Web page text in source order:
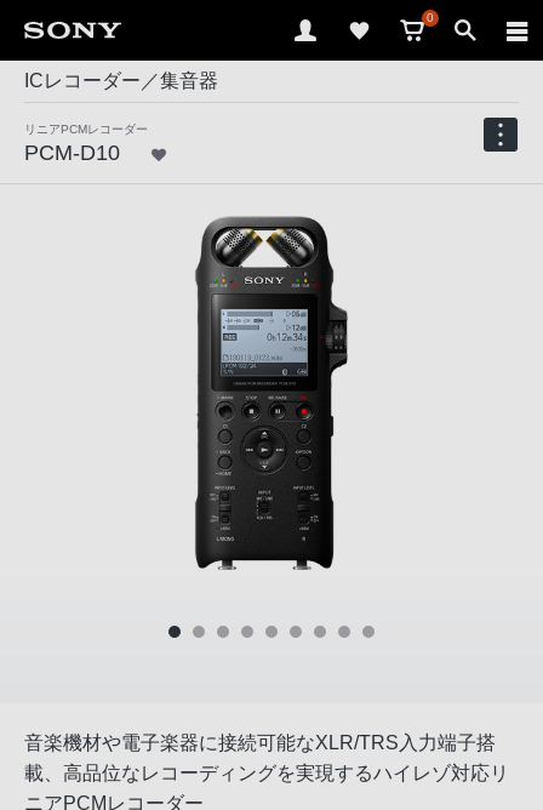
0
ICレコーダー／集音器
リニアPCMレコーダー
PCM-D10
音楽機材や電子楽器に接続可能なXLR/TRS入力端子搭
載、高品位なレコーディングを実現するハイレゾ対応リ
ニアPCMレコーダー